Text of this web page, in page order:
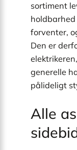
sortiment
forventer,
Den er
generelle
pålideligt
Alle